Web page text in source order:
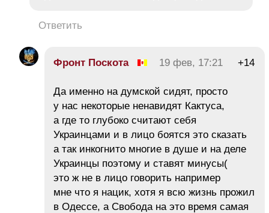
Ответить
Фронт Поскота 19 фев, 17:21 +14
Да именно на думской сидят, просто
у нас некоторые ненавидят Кактуса,
а где то глубоко считают себя
Украинцами и в лицо боятся это сказать
а так инкогнито многие в душе и на деле
Украинцы поэтому и ставят минусы(
это ж не в лицо говорить например
мне что я нацик, хотя я всю жизнь прожил
в Одессе, а Свобода на это время самая